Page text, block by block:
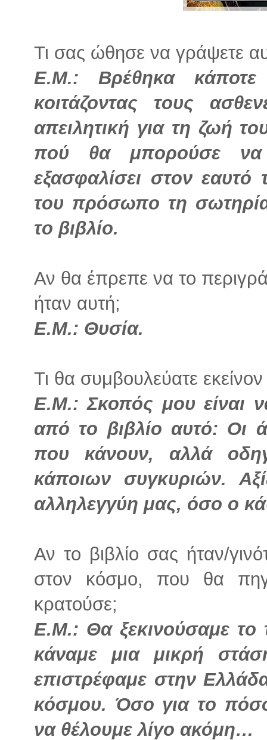
Τι σας ώθησε να γράψετε
Ε.Μ.: Βρέθηκα
κοιτάζοντας τους
απειλητική για τη ζωή
πού θα μπορούσε να
εξασφαλίσει στον
του πρόσωπο τη
το βιβλίο.
Αν θα έπρεπε να το
ήταν αυτή;
Ε.Μ.: Θυσία.
Τι θα συμβουλεύατε
Ε.Μ.: Σκοπός μου είναι
από το βιβλίο αυτό: Οι
που κάνουν, αλλά
κάποιων συγκυριών.
αλληλεγγύη μας, όσο ο
Αν το βιβλίο σας ήταν/
στον κόσμο, που θα
κρατούσε;
Ε.Μ.: Θα ξεκινούσαμε το
κάναμε μια μικρή
επιστρέφαμε στην
κόσμου. Όσο για το
να θέλουμε λίγο ακόμη…